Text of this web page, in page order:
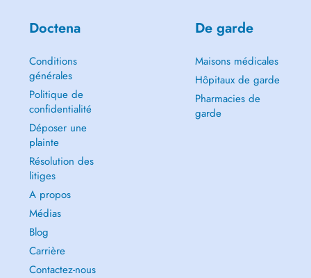
Doctena
Conditions
générales
Politique de
confidentialité
Déposer une
plainte
Résolution des
litiges
A propos
Médias
Blog
Carrière
Contactez-nous
De garde
Maisons médicales
Hôpitaux de garde
Pharmacies de
garde